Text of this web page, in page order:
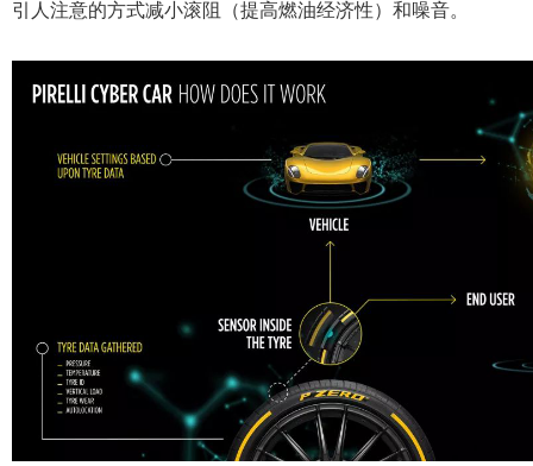
引人注意的方式减小滚阻（提高燃油经济性）和噪音。